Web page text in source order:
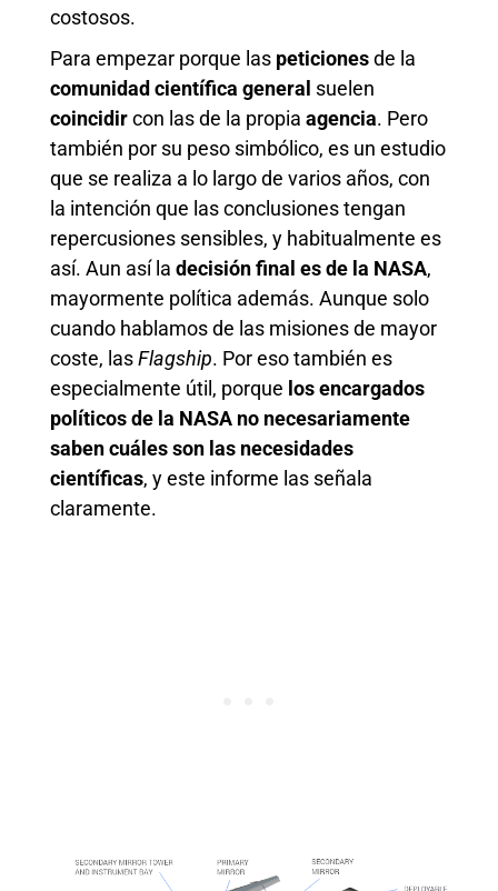
costosos.
Para empezar porque las peticionesde la
comunidad científica general suelen
coincidircon las de la propia agencia. Pero
también por su peso simbólico, es un estudio
que se realiza a lo largo de varios años, con
la intención que las conclusiones tengan
repercusiones sensibles, y habitualmente es
así. Aun así la decisión final es de la NASA,
mayormente política además. Aunque solo
cuando hablamos de las misiones de mayor
coste, lasFlagship. Por eso también es
especialmente útil, porque los encargados
políticos de la NASA no necesariamente
saben cuáles son las necesidades
científicas, y este informe las señala
claramente.